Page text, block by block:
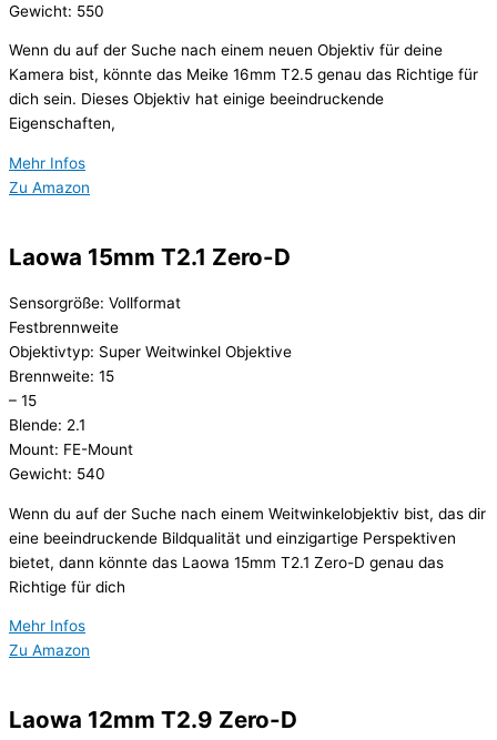
Gewicht: 550
Wenn du auf der Suche nach einem neuen Objektiv für deine
Kamera bist, könnte das Meike 16mm T2.5 genau das Richtige für
dich sein. Dieses Objektiv hat einige beeindruckende
Eigenschaften,
Mehr Infos
Zu Amazon
Laowa 15mm T2.1 Zero-D
Sensorgröße: Vollformat
Festbrennweite
Objektivtyp: Super Weitwinkel Objektive
Brennweite: 15
– 15
Blende: 2.1
Mount: FE-Mount
Gewicht: 540
Wenn du auf der Suche nach einem Weitwinkelobjektiv bist, das dir
eine beeindruckende Bildqualität und einzigartige Perspektiven
bietet, dann könnte das Laowa 15mm T2.1 Zero-D genau das
Richtige für dich
Mehr Infos
Zu Amazon
Laowa 12mm T2.9 Zero-D